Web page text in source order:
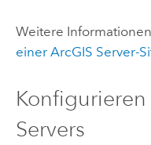
Weitere
einer ArcGIS Server-
Servers